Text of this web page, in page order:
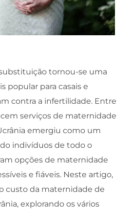
tornou-se uma
popular para casais e
contra a infertilidade. Entre
serviços de maternidade
emergiu como um
indivíduos de todo o
opções de maternidade
e fiáveis. Neste artigo,
custo da maternidade de
explorando os vários